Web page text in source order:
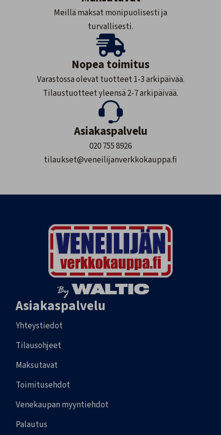
Meillä maksat monipuolisesti ja
turvallisesti.
Nopea toimitus
Varastossa olevat tuotteet 1-3 arkipäivää.
Tilaustuotteet yleensä 2-7 arkipäivää.
Asiakaspalvelu
020 755 8926
tilaukset@veneilijanverkkokauppa.fi
Asiakaspalvelu
Yhteystiedot
Tilausohjeet
Maksutavat
Toimitusehdot
Venekaupan myyntiehdot
Palautus